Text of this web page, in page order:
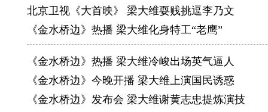
北京卫视《大首映》 梁大维耍贱挑逗李乃文
《金水桥边》热播 梁大维化身特工“老鹰”
《金水桥边》热播 梁大维冷峻出场英气逼人
《金水桥边》今晚开播 梁大维上演国民诱惑
《金水桥边》发布会 梁大维谢黄志忠提炼演技